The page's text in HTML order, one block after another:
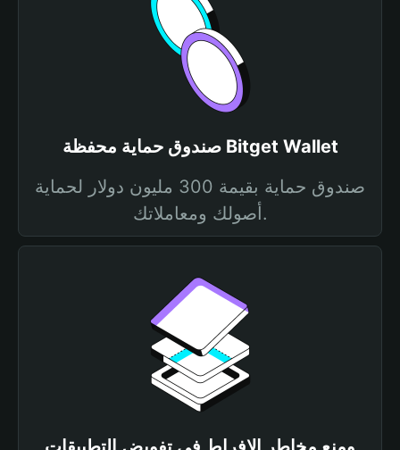
صندوق حماية محفظة Bitget Wallet
صندوق حماية بقيمة 300 مليون دولار لحماية
أصولك ومعاملاتك.